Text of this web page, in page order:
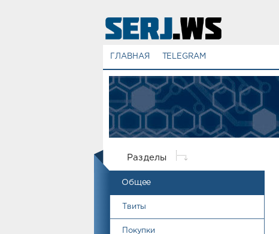
ГЛАВНАЯ TELEGRAM
Разделы
Общее
Твиты
Покупки